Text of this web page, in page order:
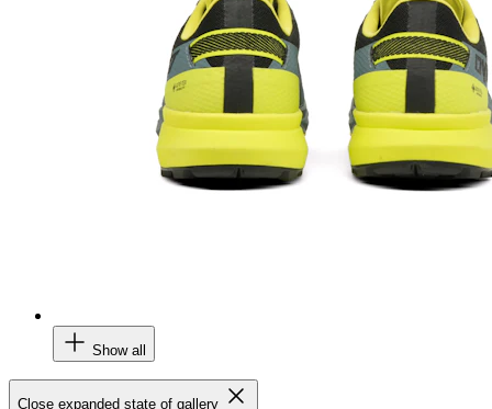
Show all
Close expanded state of gallery